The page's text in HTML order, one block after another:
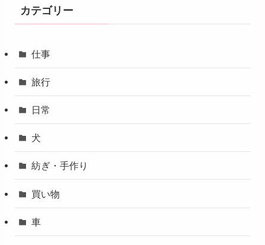
カテゴリー
仕事
旅行
日常
犬
紡ぎ・手作り
買い物
車